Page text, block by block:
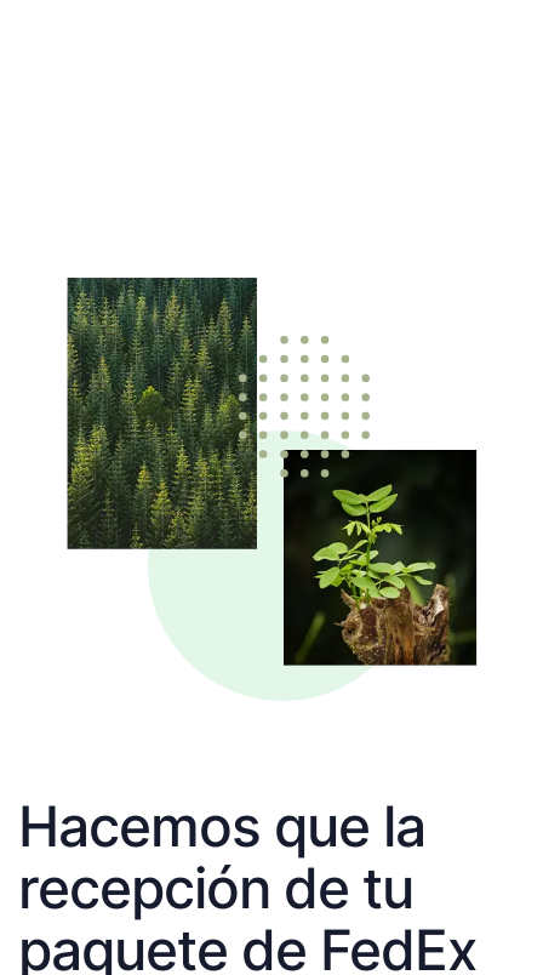
Hacemos que la
recepción de tu
paquete de FedEx